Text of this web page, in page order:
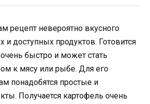
рецепт невероятно вкусного
и доступных продуктов. Готовится
быстро и может стать
к мясу или рыбе. Для его
понадобятся простые и
Получается картофель очень